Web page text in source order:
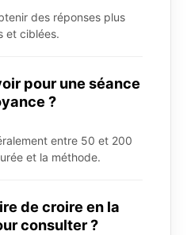
des réponses plus
et ciblées.
pour une séance
?
entre 50 et 200
et la méthode.
de croire en la
consulter ?